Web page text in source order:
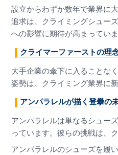
設立からわずか数年で業界に
追求は、クライミングシュー
への影響に期待が高まっていま
クライマーファーストの理
大手企業の傘下に入ることな
姿勢は、クライミング業界に
アンパラレルが描く登攀の
アンパラレルは単なるシュー
っています。彼らの挑戦は、
アンパラレルのシューズを履